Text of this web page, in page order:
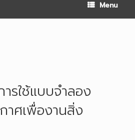
Menu
รใช้แบบจำลอง
ศเพื่องานสิ่ง